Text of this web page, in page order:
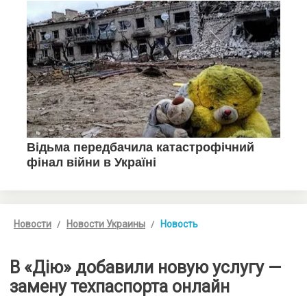
Новости Новости Украины Новость
В «Дію» добавили новую услугу —
замену техпаспорта онлайн